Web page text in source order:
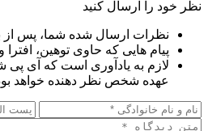
نظر خود را ارسال کنید
نظرات ارسال شده شما، پس
پیام هایی که حاوی توهین، افترا
لازم به یادآوری است که آی
عهده شخص نظر دهنده خواهد